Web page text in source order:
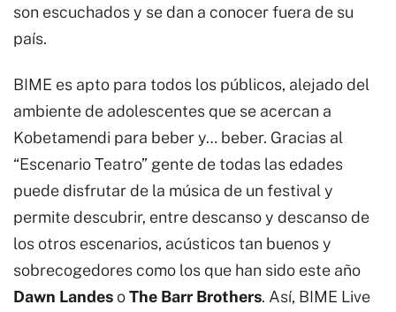
son escuchados y se dan a conocer fuera de su
país.
BIME es apto para todos los públicos, alejado del
ambiente de adolescentes que se acercan a
Kobetamendi para beber y… beber. Gracias al
“Escenario Teatro” gente de todas las edades
puede disfrutar de la música de un festival y
permite descubrir, entre descanso y descanso de
los otros escenarios, acústicos tan buenos y
sobrecogedores como los que han sido este año
Dawn LandesoThe Barr Brothers. Así, BIME Live